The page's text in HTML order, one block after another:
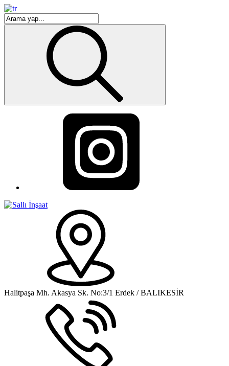
Halitpaşa Mh. Akasya Sk. No:3/1 Erdek / BALIKESİR